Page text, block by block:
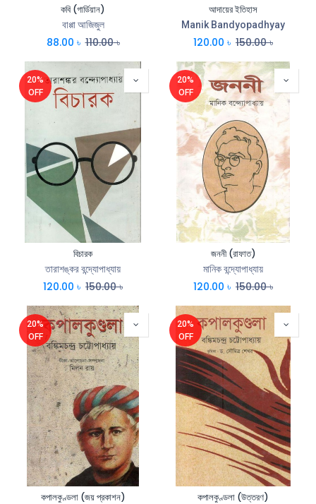
কবি (গার্ডিয়ান)
বাপ্পা আজিজুল
88.00 ৳ 110.00৳
আদায়ের ইতিহাস
Manik Bandyopadhyay
120.00 ৳ 150.00৳
20%
OFF
বিচারক
তারাশঙ্কর বন্দ্যোপাধ্যায়
120.00 ৳ 150.00৳
20%
OFF
জননী (রাফাত)
মানিক বন্দ্যোপাধ্যায়
120.00 ৳ 150.00৳
20%
OFF
কপালকুণ্ডলা (জয় প্রকাশন)
20%
OFF
কপালকুণ্ডলা (উত্তরণ)